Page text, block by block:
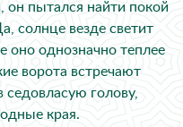
пытался найти покой
солнце везде светит
оно однозначно теплее
ворота встречают
голову,
края.